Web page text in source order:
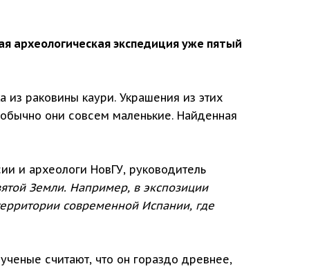
археологическая экспедиция уже пятый
из раковины каури. Украшения из этих
они совсем маленькие. Найденная
и археологи НовГУ, руководитель
Земли. Например, в экспозиции
современной Испании, где
считают, что он гораздо древнее,